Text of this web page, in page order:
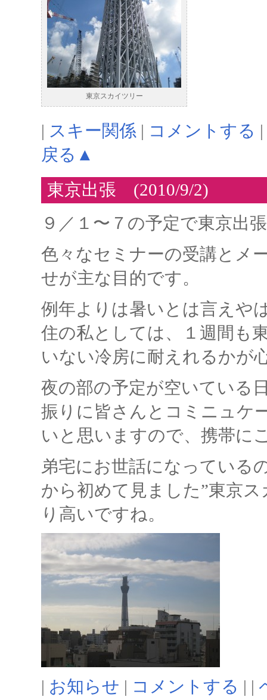
東京スカイツリー
| スキー関係 | コメントする
戻る▲
東京出張 (2010/9/2)
９／１〜７の予定で東京出
色々なセミナーの受講とメ
せが主な目的です。
例年よりは暑いとは言えや
住の私としては、１週間も
いない冷房に耐えれるかが
夜の部の予定が空いている
振りに皆さんとコミニュケ
いと思いますので、携帯に
弟宅にお世話になっている
から初めて見ました”東京
り高いですね。
| お知らせ | コメントする | |